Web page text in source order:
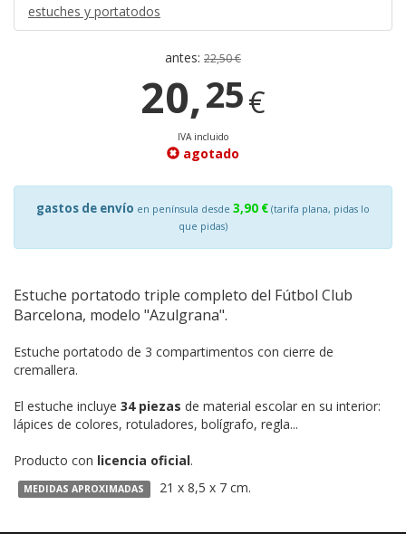
estuches y portatodos
antes: 22,50 €
20,25€
IVA incluido
agotado
gastos de envío en península desde 3,90 € (tarifa plana, pidas lo
que pidas)
Estuche portatodo triple completo del Fútbol Club
Barcelona, modelo "Azulgrana".
Estuche portatodo de 3 compartimentos con cierre de
cremallera.
El estuche incluye 34 piezas de material escolar en su interior:
lápices de colores, rotuladores, bolígrafo, regla...
Producto con licencia oficial.
MEDIDAS APROXIMADAS 21 x 8,5 x 7 cm.